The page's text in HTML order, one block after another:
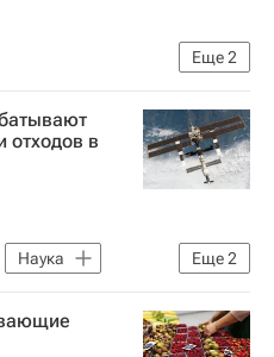
Еще2
отходов в
Еще2
Наука
институт